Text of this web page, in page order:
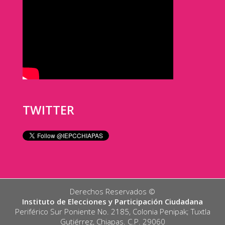
TWITTER
Derechos Reservados ©️
Instituto de Elecciones y Participación Ciudadana
Periférico Sur Poniente No. 2185, Colonia Penipak; Tuxtla
Gutiérrez, Chiapas. C.P. 29060